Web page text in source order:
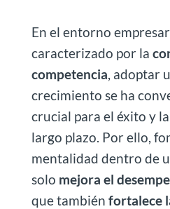
En el entorno
caracterizado por la
competencia , adoptar
crecimiento se ha
crucial para el éxito y
largo plazo. Por ello,
mentalidad dentro de
solo mejora el
que también fortalece